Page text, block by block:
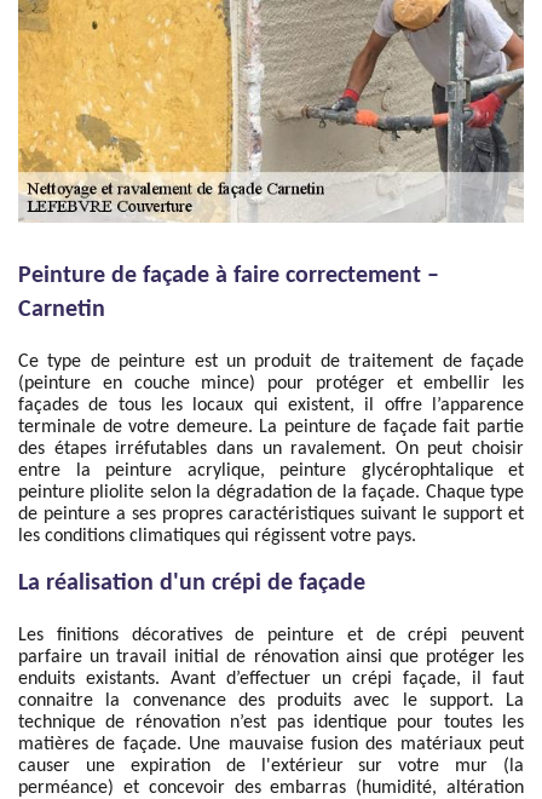
Peinture de façade à faire correctement –
Carnetin
Ce type de peinture est un produit de traitement de façade
(peinture en couche mince) pour protéger et embellir les
façades de tous les locaux qui existent, il offre l’apparence
terminale de votre demeure. La peinture de façade fait partie
des étapes irréfutables dans un ravalement. On peut choisir
entre la peinture acrylique, peinture glycérophtalique et
peinture pliolite selon la dégradation de la façade. Chaque type
de peinture a ses propres caractéristiques suivant le support et
les conditions climatiques qui régissent votre pays.
La réalisation d'un crépi de façade
Les finitions décoratives de peinture et de crépi peuvent
parfaire un travail initial de rénovation ainsi que protéger les
enduits existants. Avant d’effectuer un crépi façade, il faut
connaitre la convenance des produits avec le support. La
technique de rénovation n’est pas identique pour toutes les
matières de façade. Une mauvaise fusion des matériaux peut
causer une expiration de l'extérieur sur votre mur (la
perméance) et concevoir des embarras (humidité, altération